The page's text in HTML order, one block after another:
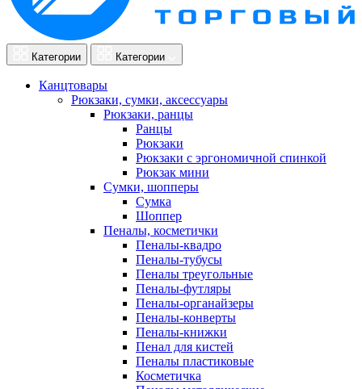
Категории Категории
Канцтовары
Рюкзаки, сумки, аксессуары
Рюкзаки, ранцы
Ранцы
Рюкзаки
Рюкзаки с эргономичной спинкой
Рюкзак мини
Сумки, шопперы
Сумка
Шоппер
Пеналы, косметички
Пеналы-квадро
Пеналы-тубусы
Пеналы треугольные
Пеналы-футляры
Пеналы-органайзеры
Пеналы-конверты
Пеналы-книжки
Пенал для кистей
Пеналы пластиковые
Косметичка